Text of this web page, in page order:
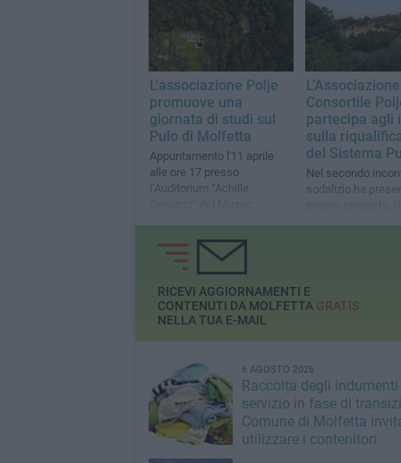
L'associazione Polje
promuove una
giornata di studi sul
Pulo di Molfetta
Appuntamento l'11 aprile
alle ore 17 presso
l’Auditorium “Achille
L’Associazione
Consortile
partecipa agli
sulla
del Sistema
Nel secondo
sodalizio ha
propria proposta,
RICEVI AGGIORNAMENTI E
CONTENUTI DA MOLFETTA GRATIS
NELLA TUA E-MAIL
6 AGOSTO 2026
Raccolta degli indumenti
servizio in fase di
Comune di Molfetta
utilizzare i contenitori